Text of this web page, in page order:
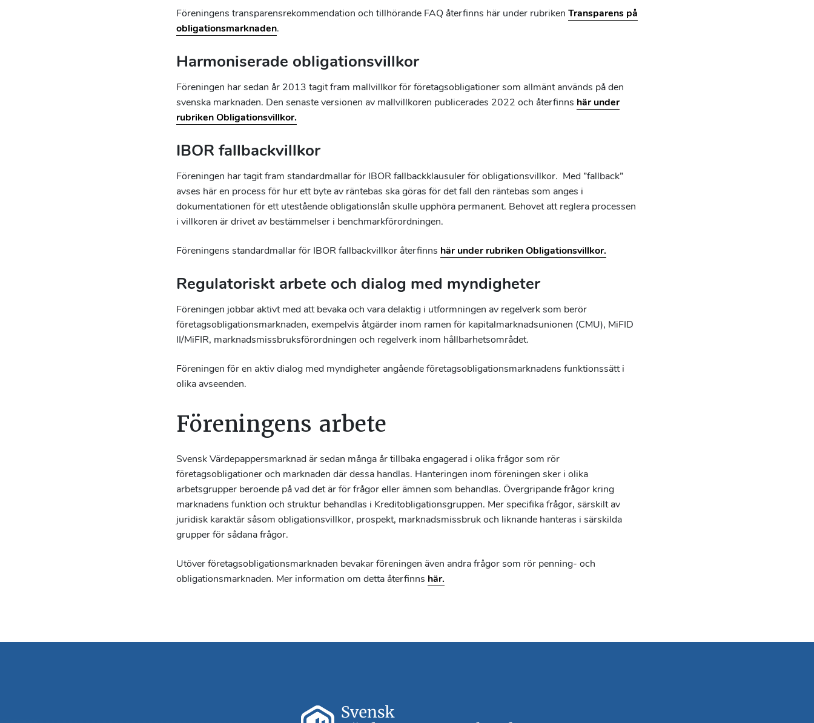
Föreningens transparensrekommendation och tillhörande FAQ återfinns här under rubriken Transparens på
obligationsmarknaden.
Harmoniserade obligationsvillkor
Föreningen har sedan år 2013 tagit fram mallvillkor för företagsobligationer som allmänt används på den
svenska marknaden. Den senaste versionen av mallvillkoren publicerades 2022 och återfinns här under
rubriken Obligationsvillkor.
IBOR fallbackvillkor
Föreningen har tagit fram standardmallar för IBOR fallbackklausuler för obligationsvillkor. Med ”fallback”
avses här en process för hur ett byte av räntebas ska göras för det fall den räntebas som anges i
dokumentationen för ett utestående obligationslån skulle upphöra permanent. Behovet att reglera processen
i villkoren är drivet av bestämmelser i benchmarkförordningen.
Föreningens standardmallar för IBOR fallbackvillkor återfinns här under rubriken Obligationsvillkor.
Regulatoriskt arbete och dialog med myndigheter
Föreningen jobbar aktivt med att bevaka och vara delaktig i utformningen av regelverk som berör
företagsobligationsmarknaden, exempelvis åtgärder inom ramen för kapitalmarknadsunionen (CMU), MiFID
II/MiFIR, marknadsmissbruksförordningen och regelverk inom hållbarhetsområdet.
Föreningen för en aktiv dialog med myndigheter angående företagsobligationsmarknadens funktionssätt i
olika avseenden.
Föreningens arbete
Svensk Värdepappersmarknad är sedan många år tillbaka engagerad i olika frågor som rör
företagsobligationer och marknaden där dessa handlas. Hanteringen inom föreningen sker i olika
arbetsgrupper beroende på vad det är för frågor eller ämnen som behandlas. Övergripande frågor kring
marknadens funktion och struktur behandlas i Kreditobligationsgruppen. Mer specifika frågor, särskilt av
juridisk karaktär såsom obligationsvillkor, prospekt, marknadsmissbruk och liknande hanteras i särskilda
grupper för sådana frågor.
Utöver företagsobligationsmarknaden bevakar föreningen även andra frågor som rör penning- och
obligationsmarknaden. Mer information om detta återfinns här.